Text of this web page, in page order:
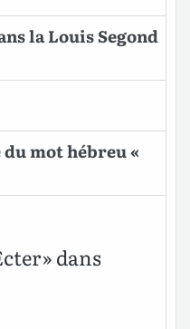
la Louis Segond
mot hébreu «
» dans